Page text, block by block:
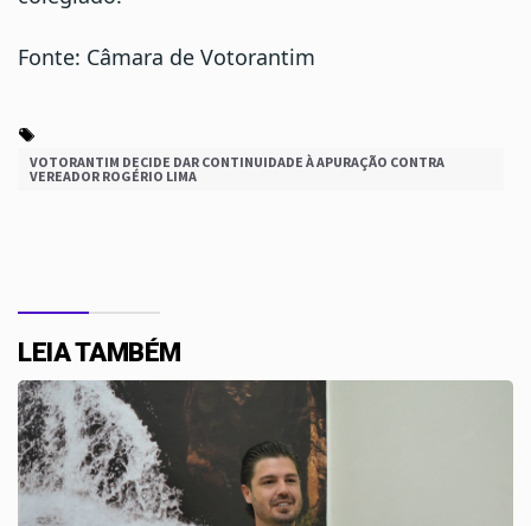
Fonte: Câmara de Votorantim
VOTORANTIM DECIDE DAR CONTINUIDADE À APURAÇÃO CONTRA
VEREADOR ROGÉRIO LIMA
LEIA TAMBÉM